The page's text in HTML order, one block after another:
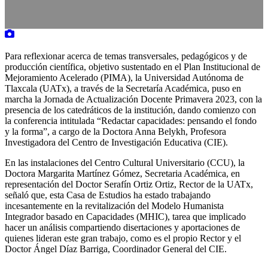
Para reflexionar acerca de temas transversales, pedagógicos y de
producción científica, objetivo sustentado en el Plan Institucional de
Mejoramiento Acelerado (PIMA), la Universidad Autónoma de
Tlaxcala (UATx), a través de la Secretaría Académica, puso en
marcha la Jornada de Actualización Docente Primavera 2023, con la
presencia de los catedráticos de la institución, dando comienzo con
la conferencia intitulada “Redactar capacidades: pensando el fondo
y la forma”, a cargo de la Doctora Anna Belykh, Profesora
Investigadora del Centro de Investigación Educativa (CIE).
En las instalaciones del Centro Cultural Universitario (CCU), la
Doctora Margarita Martínez Gómez, Secretaria Académica, en
representación del Doctor Serafín Ortiz Ortiz, Rector de la UATx,
señaló que, esta Casa de Estudios ha estado trabajando
incesantemente en la revitalización del Modelo Humanista
Integrador basado en Capacidades (MHIC), tarea que implicado
hacer un análisis compartiendo disertaciones y aportaciones de
quienes lideran este gran trabajo, como es el propio Rector y el
Doctor Ángel Díaz Barriga, Coordinador General del CIE.